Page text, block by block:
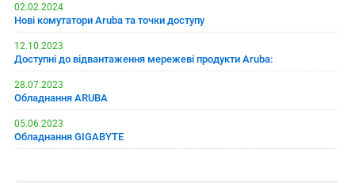
02.02.2024
Нові комутатори Aruba та точки доступу
12.10.2023
Доступні до відвантаження мережеві продукти Aruba:
28.07.2023
Обладнання ARUBA
05.06.2023
Обладнання GIGABYTE